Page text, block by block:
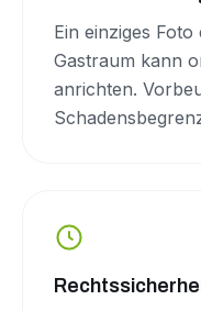
Ein einziges Foto
Gastraum kann
anrichten.